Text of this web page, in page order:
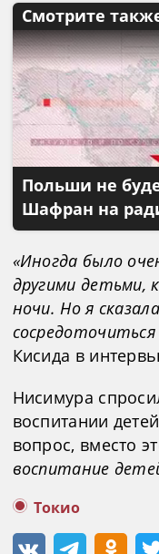
Смотрите
Польши не
Шафран на
«Иногда было
другими детьми,
ночи. Но я
Кисида в
Нисимура
воспитании
вопрос, вместо
воспитание
Токио